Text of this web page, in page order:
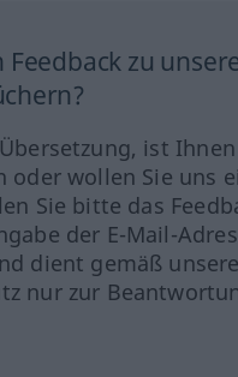
Feedback zu
ist
oder wollen Sie uns
Sie bitte das
der E-Mail-
dient gemäß
nur zur